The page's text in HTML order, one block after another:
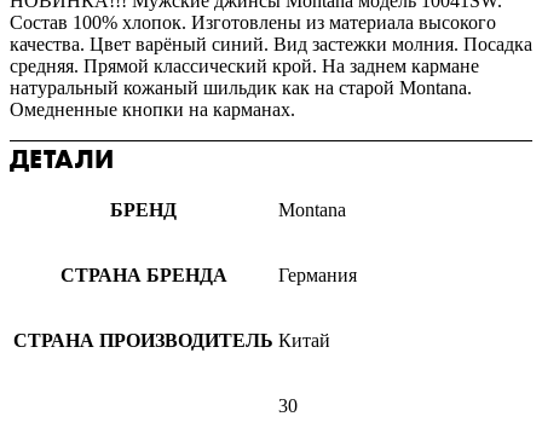
Состав 100% хлопок. Изготовлены из материала высокого
качества. Цвет варёный синий. Вид застежки молния. Посадка
средняя. Прямой классический крой. На заднем кармане
натуральный кожаный шильдик как на старой Montana.
Омедненные кнопки на карманах.
ДЕТАЛИ
БРЕНД Montana
СТРАНА БРЕНДА Германия
СТРАНА ПРОИЗВОДИТЕЛЬ Китай
30